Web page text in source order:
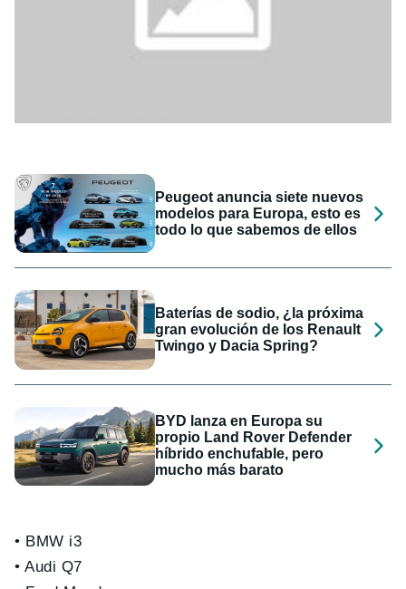
Peugeot anuncia siete nuevos
modelos para Europa, esto es
todo lo que sabemos de ellos
Baterías de sodio, ¿la próxima
gran evolución de los Renault
Twingo y Dacia Spring?
BYD lanza en Europa su
propio Land Rover Defender
híbrido enchufable, pero
mucho más barato
• BMW i3
• Audi Q7